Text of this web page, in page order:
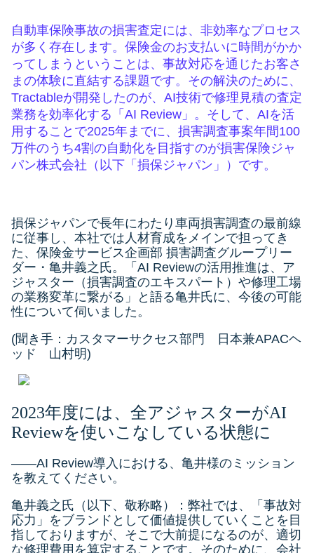
自動車保険事故の損害査定には、非効率なプロセス
が多く存在します。保険金のお支払いに時間がかか
ってしまうということは、事故対応を通じたお客さ
まの体験に直結する課題です。その解決のために、
Tractableが開発したのが、AI技術で修理見積の査定
業務を効率化する「AI Review」。そして、AIを活
用することで2025年までに、損害調査事案年間100
万件のうち4割の自動化を目指すのが損害保険ジャ
パン株式会社（以下「損保ジャパン」）です。
損保ジャパンで長年にわたり車両損害調査の最前線
に従事し、本社では人材育成をメインで担ってき
た、保険金サービス企画部 損害調査グループリー
ダー・亀井義之氏。「AI Reviewの活用推進は、ア
ジャスター（損害調査のエキスパート）や修理工場
の業務変革に繋がる」と語る亀井氏に、今後の可能
性について伺いました。
(聞き手：カスタマーサクセス部門 日本兼APACヘ
ッド 山村明)
2023年度には、全アジャスターがAI
Reviewを使いこなしている状態に
――AI Review導入における、亀井様のミッション
を教えてください。
亀井義之氏（以下、敬称略）：弊社では、「事故対
応力」をブランドとして価値提供していくことを目
指しておりますが、そこで大前提になるのが、適切
な修理費用を算定することです。そのために、会社